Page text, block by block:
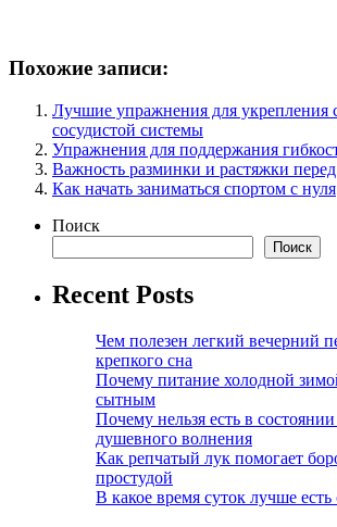
Похожие записи:
Лучшие упражнения для укрепления
сосудистой системы
Упражнения для поддержания
Важность разминки и растяжки
Как начать заниматься спортом с нуля
Поиск
Поиск
Recent Posts
Чем полезен легкий вечерний
крепкого сна
Почему питание холодной
сытным
Почему нельзя есть в
душевного волнения
Как репчатый лук помогает
простудой
В какое время суток лучше